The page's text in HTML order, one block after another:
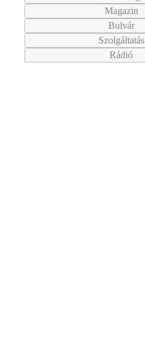
Magazin
Bulvár
Szolgáltatás
Rádió